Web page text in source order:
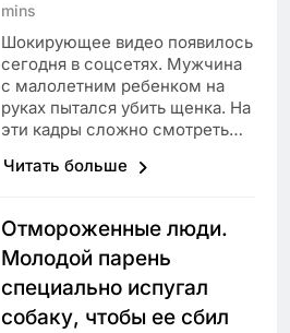
mins
Шокирующее видео появилось
сегодня в соцсетях. Мужчина
с малолетним ребенком на
руках пытался убить щенка. На
эти кадры сложно смотреть…
Читать больше
Отмороженные люди.
Молодой парень
специально испугал
собаку, чтобы ее сбил